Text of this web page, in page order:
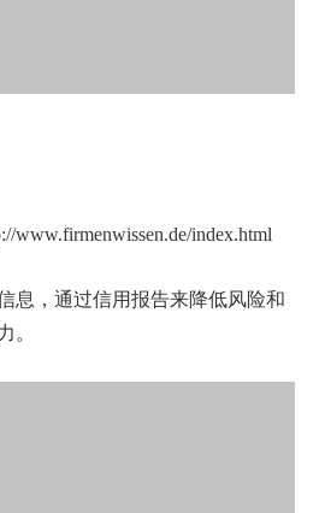
www.firmenwissen.de/index.html
息，通过信用报告来降低风险和
。